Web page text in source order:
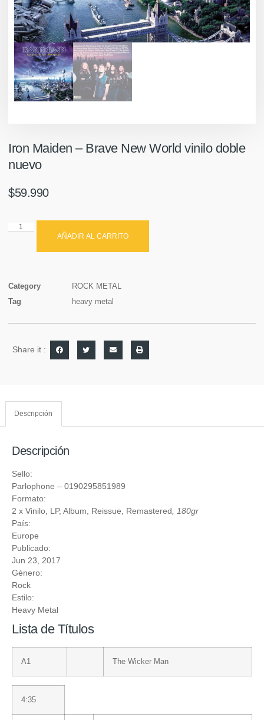
Iron Maiden – Brave New World vinilo doble
nuevo
$59.990
AÑADIR AL CARRITO
Category
ROCK METAL
Tag
heavy metal
Share it :
Descripción
Descripción
Sello:
Parlophone – 0190295851989
Formato:
2 x Vinilo , LP, Album, Reissue, Remastered , 180gr
País:
Europe
Publicado:
Jun 23, 2017
Género:
Rock
Estilo:
Heavy Metal
Lista de Títulos
A1 The Wicker Man
4:35